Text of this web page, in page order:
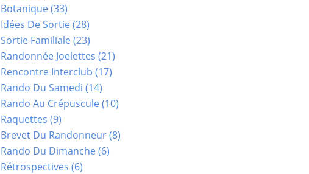
Botanique(33)
Idées De Sortie(28)
Sortie Familiale(23)
Randonnée Joelettes (21)
Rencontre Interclub (17)
Rando Du Samedi (14)
Rando Au Crépuscule(10)
Raquettes (9)
Brevet Du Randonneur(8)
Rando Du Dimanche(6)
Rétrospectives (6)